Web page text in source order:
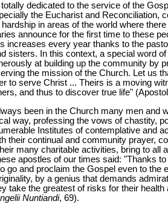
dedicated to the service of the
the Eucharist and Reconciliation,
in areas of the world where
announce for the first time to these
increases every year thanks to the
sisters. In this context, a special word
at building up the community by
the mission of the Church. Let us
to serve Christ ... Theirs is a moving
and thus to discover true life"
been in the Church many men and
way, professing the vows of chastity,
Institutes of contemplative and
their continual and community prayer,
many charitable activities, bring to
apostles of our times said: "Thanks
go and proclaim the Gospel even to the
by a genius that demands
take the greatest of risks for their
Nuntiandi, 69).